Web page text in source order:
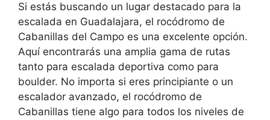
Si estás buscando un lugar destacado para la
escalada en Guadalajara, el rocódromo de
Cabanillas del Campo es una excelente opción.
Aquí encontrarás una amplia gama de rutas
tanto para escalada deportiva como para
boulder. No importa si eres principiante o un
escalador avanzado, el rocódromo de
Cabanillas tiene algo para todos los niveles de